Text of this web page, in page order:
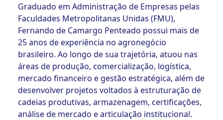
Graduado em Administração de Empresas pelas
Faculdades Metropolitanas Unidas (FMU),
Fernando de Camargo Penteado possui mais de
25 anos de experiência no agronegócio
brasileiro. Ao longo de sua trajetória, atuou nas
áreas de produção, comercialização, logística,
mercado financeiro e gestão estratégica, além de
desenvolver projetos voltados à estruturação de
cadeias produtivas, armazenagem, certificações,
análise de mercado e articulação institucional.